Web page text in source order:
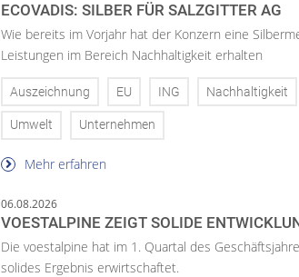
ECOVADIS: SILBER FÜR SALZGITTER AG
Wie bereits im Vorjahr hat der Konzern eine
Leistungen im Bereich Nachhaltigkeit erhalten
Auszeichnung EU ING Nachhaltigkeit
Umwelt Unternehmen
Mehr erfahren
06.08.2026
VOESTALPINE ZEIGT SOLIDE
Die voestalpine hat im 1. Quartal des
solides Ergebnis erwirtschaftet.